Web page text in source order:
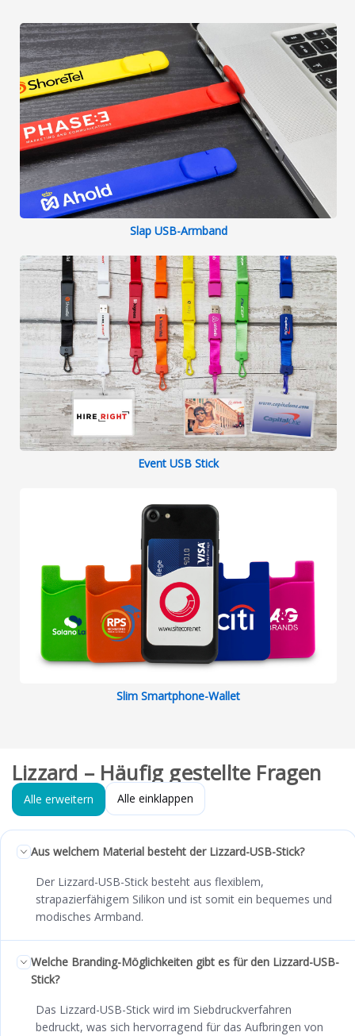
Slap USB-Armband
Event USB Stick
Slim Smartphone-Wallet
Lizzard – Häufig gestellte Fragen
Alle erweitern Alle einklappen
Aus welchem Material besteht der Lizzard-USB-Stick?
Der Lizzard-USB-Stick besteht aus flexiblem,
strapazierfähigem Silikon und ist somit ein bequemes und
modisches Armband.
Welche Branding-Möglichkeiten gibt es für den Lizzard-USB-
Stick?
Das Lizzard-USB-Stick wird im Siebdruckverfahren
bedruckt, was sich hervorragend für das Aufbringen von